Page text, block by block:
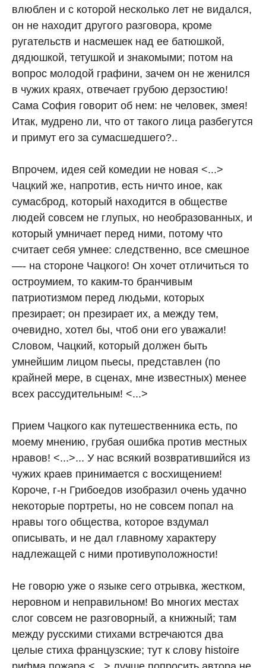
влюблен и с которой несколько лет не видался,
он не находит другого разговора, кроме
ругательств и насмешек над ее батюшкой,
дядюшкой, тетушкой и знакомыми; потом на
вопрос молодой графини, зачем он не женился
в чужих краях, отвечает грубою дерзостию!
Сама София говорит об нем: не человек, змея!
Итак, мудрено ли, что от такого лица разбегутся
и при­мут его за сумасшедшего?..
Впрочем, идея сей комедии не но­вая <...>
Чацкий же, напротив, есть ничто иное, как
сумасброд, который находится в обществе
людей совсем не глупых, но необразованных, и
который умничает перед ними, потому что
считает себя умнее: следственно, все смешное
—- на стороне Чацкого! Он хочет отличиться то
остроумием, то каким-то бранчивым
патриотизмом перед людьми, которых
презирает; он презирает их, а между тем,
очевидно, хотел бы, чтоб они его уважали!
Словом, Чацкий, который должен быть
умнейшим лицом пьесы, представлен (по
крайней мере, в сценах, мне известных) менее
всех рассудительным! <...>
Прием Чацкого как путешественника есть, по
моему мнению, грубая ошибка против местных
нравов! <...>... У нас всякий возвратившийся из
чужих краев принимается с восхищением!
Короче, г-н Грибоедов изобразил очень удачно
некоторые портреты, но не совсем попал на
нравы того общества, которое вздумал
описывать, и не дал главному характеру
надлежащей с ними противуположности!
Не говорю уже о языке сего отрывка, жестком,
неровном и неправильном! Во многих местах
слог совсем не разговорный, а книжный; там
между русскими стихами встречаются два
целые стиха французские; тут к слову histoire